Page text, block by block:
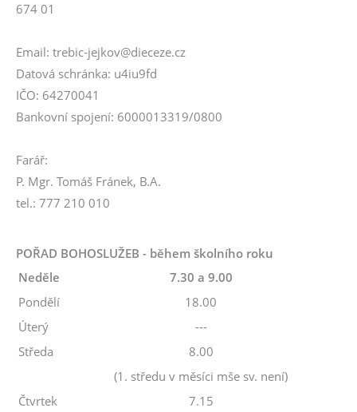
674 01
Email: trebic-jejkov@dieceze.cz
Datová schránka: u4iu9fd
IČO: 64270041
Bankovní spojení: 6000013319/0800
Farář:
P. Mgr. Tomáš Fránek, B.A.
tel.: 777 210 010
POŘAD BOHOSLUŽEB - během školního roku
Neděle
7.30 a 9.00
Pondělí
18.00
Úterý
---
Středa
8.00
(1. středu v měsíci mše sv. není)
Čtvrtek
7.15